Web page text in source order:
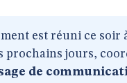
est réuni ce soir
prochains jours,
de